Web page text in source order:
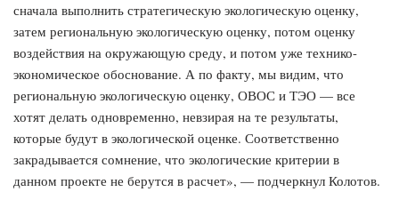
сначала выполнить стратегическую экологическую оценку,
затем региональную экологическую оценку, потом оценку
воздействия на окружающую среду, и потом уже технико-
экономическое обоснование. А по факту, мы видим, что
региональную экологическую оценку, ОВОС и ТЭО — все
хотят делать одновременно, невзирая на те результаты,
которые будут в экологической оценке. Соответственно
закрадывается сомнение, что экологические критерии в
данном проекте не берутся в расчет», — подчеркнул Колотов.